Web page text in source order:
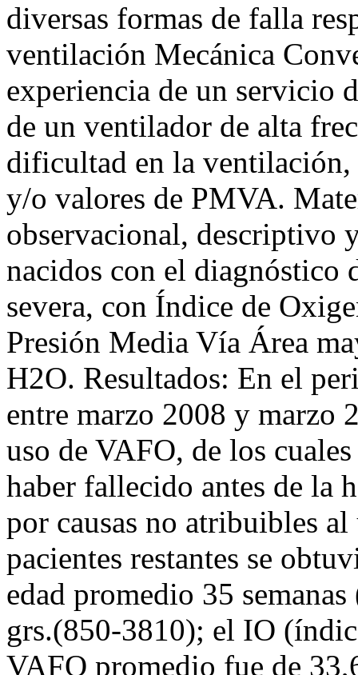
diversas formas de falla
ventilación Mecánica
experiencia de un servicio
de un ventilador de alta
dificultad en la
y/o valores de PMVA.
observacional, descriptivo
nacidos con el diagnóstico
severa, con Índice de
Presión Media Vía Área
H2O. Resultados: En el
entre marzo 2008 y marzo
uso de VAFO, de los
haber fallecido antes de la
por causas no atribuibles
pacientes restantes se
edad promedio 35
grs.(850-3810); el IO
VAFO promedio fue de